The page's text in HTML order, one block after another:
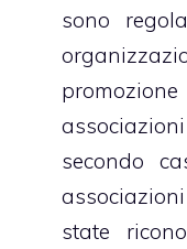
sono
secondo
state